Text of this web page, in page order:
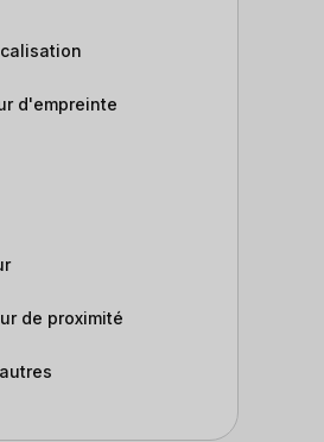
d'empreinte
de proximité